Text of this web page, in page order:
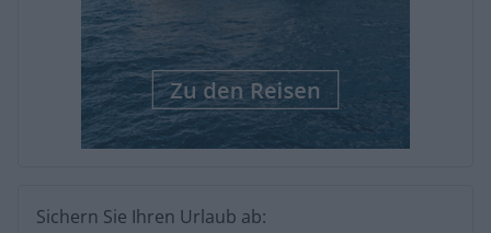
Sichern Sie Ihren Urlaub ab: